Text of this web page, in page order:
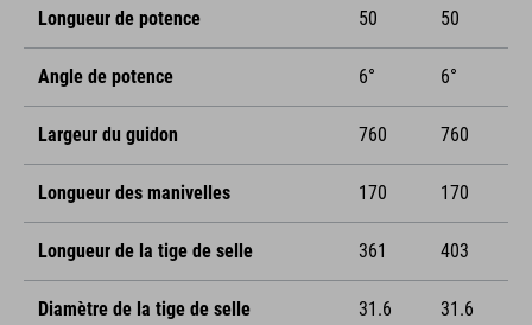
Longueur de potence 50 50
Angle de potence 6° 6°
Largeur du guidon 760 760
Longueur des manivelles 170 170
Longueur de la tige de selle 361 403
Diamètre de la tige de selle 31.6 31.6